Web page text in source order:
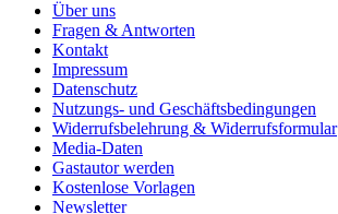
Über uns
Fragen & Antworten
Kontakt
Impressum
Datenschutz
Nutzungs- und Geschäftsbedingungen
Widerrufsbelehrung & Widerrufsformular
Media-Daten
Gastautor werden
Kostenlose Vorlagen
Newsletter